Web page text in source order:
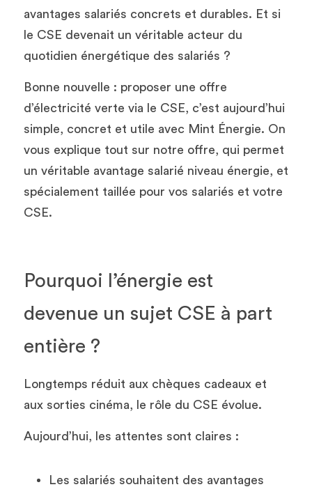
avantages salariés concrets et durables. Et si
le CSE devenait un véritable acteur du
quotidien énergétique des salariés ?
Bonne nouvelle : proposer une offre
d’électricité verte via le CSE, c’est aujourd’hui
simple, concret et utile avec Mint Énergie. On
vous explique tout sur notre offre, qui permet
un véritable avantage salarié niveau énergie, et
spécialement taillée pour vos salariés et votre
CSE.
Pourquoi l’énergie est
devenue un sujet CSE à part
entière ?
Longtemps réduit aux chèques cadeaux et
aux sorties cinéma, le rôle du CSE évolue.
Aujourd’hui, les attentes sont claires :
Les salariés souhaitent des avantages